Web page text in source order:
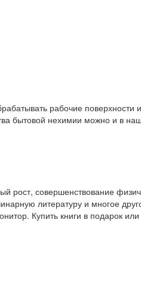
рабочие
бытовой нехимии можно и в
рост, совершенствование
литературу и многое
Купить книги в подарок